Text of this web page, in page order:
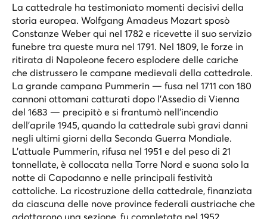
La cattedrale ha testimoniato momenti decisivi della
storia europea. Wolfgang Amadeus Mozart sposò
Constanze Weber qui nel 1782 e ricevette il suo servizio
funebre tra queste mura nel 1791. Nel 1809, le forze in
ritirata di Napoleone fecero esplodere delle cariche
che distrussero le campane medievali della cattedrale.
La grande campana Pummerin — fusa nel 1711 con 180
cannoni ottomani catturati dopo l'Assedio di Vienna
del 1683 — precipitò e si frantumò nell'incendio
dell'aprile 1945, quando la cattedrale subì gravi danni
negli ultimi giorni della Seconda Guerra Mondiale.
L'attuale Pummerin, rifusa nel 1951 e del peso di 21
tonnellate, è collocata nella Torre Nord e suona solo la
notte di Capodanno e nelle principali festività
cattoliche. La ricostruzione della cattedrale, finanziata
da ciascuna delle nove province federali austriache che
adottarono una sezione, fu completata nel 1952.